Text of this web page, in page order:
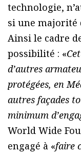
technologie,
si une majorité
Ainsi le cadre
possibilité : «
d’autres
protégées, en
autres façades
minimum
World Wide
engagé à «faire